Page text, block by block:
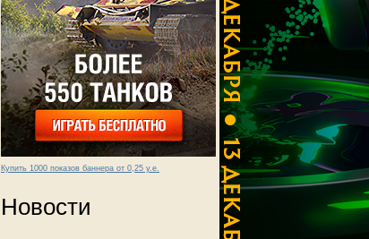
Купить 1000 показов баннера от 0,25 у.е.
Новости